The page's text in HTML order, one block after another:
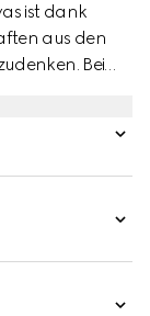
ist dank
aus den
Bei
Komplettiert